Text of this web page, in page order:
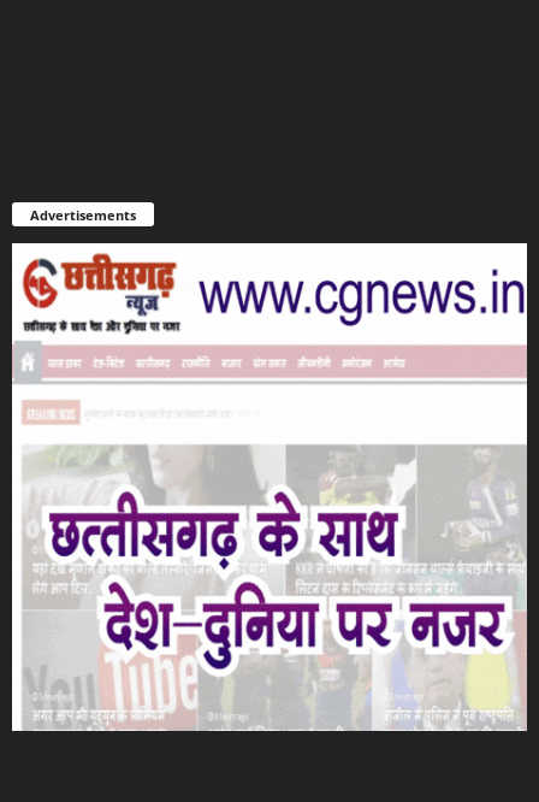
Advertisements